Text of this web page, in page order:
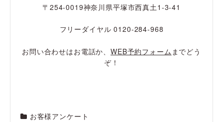
〒254-0019神奈川県平塚市西真土1-3-41
フリーダイヤル 0120-284-968
お問い合わせはお電話か、WEB予約フォーム までどう
ぞ！
お客様アンケート